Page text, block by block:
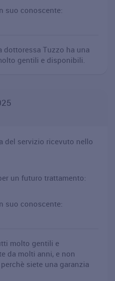
suo conoscente:
dottoressa Tuzzo ha una
gentili e disponibili.
del servizio ricevuto nello
un futuro trattamento:
suo conoscente:
molto gentili e
da molti anni, e non
siete una garanzia